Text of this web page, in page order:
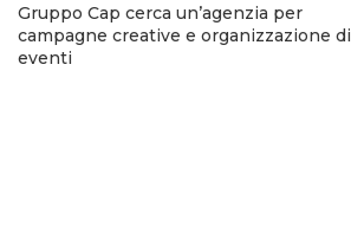
Gruppo Cap cerca un’agenzia per
campagne creative e organizzazione di
eventi